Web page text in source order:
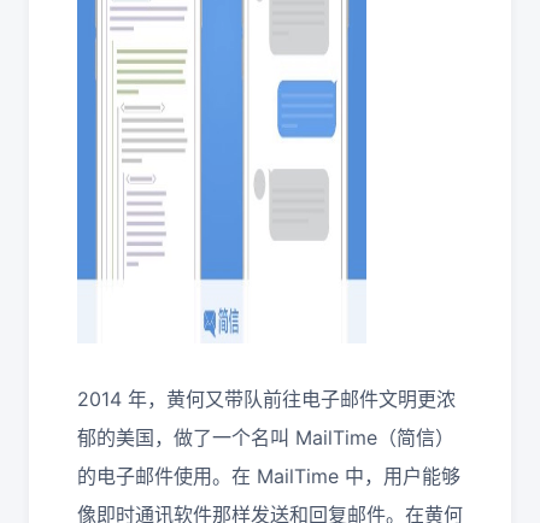
2014 年，黄何又带队前往电子邮件文明更浓
郁的美国，做了一个名叫 MailTime（简信）
的电子邮件使用。在 MailTime 中，用户能够
像即时通讯软件那样发送和回复邮件。在黄何